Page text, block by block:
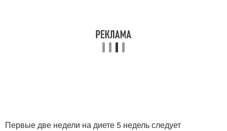
Первые две недели на диете 5 недель следует